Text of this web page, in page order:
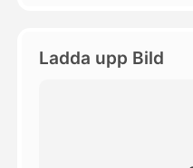
Ladda upp Bild